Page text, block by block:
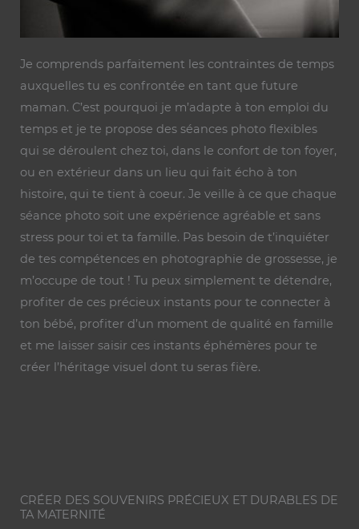
Je comprends parfaitement les contraintes de temps
auxquelles tu es confrontée en tant que future
maman. C’est pourquoi je m’adapte à ton emploi du
temps et je te propose des séances photo flexibles
qui se déroulent chez toi, dans le confort de ton foyer,
ou en extérieur dans un lieu qui fait écho à ton
histoire, qui te tient à coeur. Je veille à ce que chaque
séance photo soit une expérience agréable et sans
stress pour toi et ta famille. Pas besoin de t’inquiéter
de tes compétences en photographie de grossesse, je
m’occupe de tout ! Tu peux simplement te détendre,
profiter de ces précieux instants pour te connecter à
ton bébé, profiter d’un moment de qualité en famille
et me laisser saisir ces instants éphémères pour te
créer l’héritage visuel dont tu seras fière.
CRÉER DES SOUVENIRS PRÉCIEUX ET DURABLES DE
TA MATERNITÉ